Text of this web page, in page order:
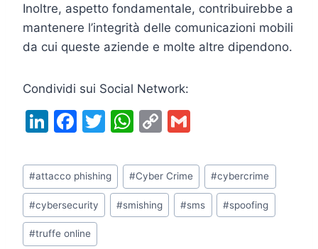
Inoltre, aspetto fondamentale, contribuirebbe a
mantenere l’integrità delle comunicazioni mobili
da cui queste aziende e molte altre dipendono.
Condividi sui Social Network:
Li
k
e
dI
n
F
c
e
b
o
T
itt
er
W
at
s
A
C
p
y
Li
ai
l
Tag
articolo:
#attacco phishing #Cyber Crime #cybercrime
#cybersecurity #smishing #sms #spoofing
#truffe online